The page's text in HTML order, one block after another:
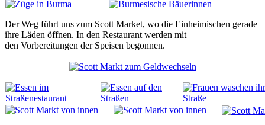
Der Weg führt uns zum Scott Market, wo die Einheimischen gerade
ihre Läden öffnen. In den Restaurant werden mit
den Vorbereitungen der Speisen begonnen.